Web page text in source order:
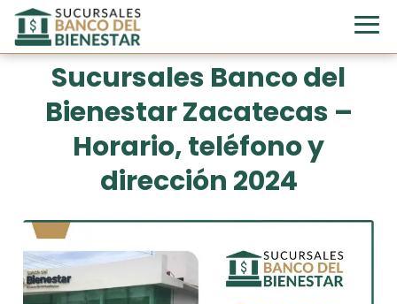
Sucursales Banco del
Bienestar Zacatecas –
Horario, teléfono y
dirección 2024